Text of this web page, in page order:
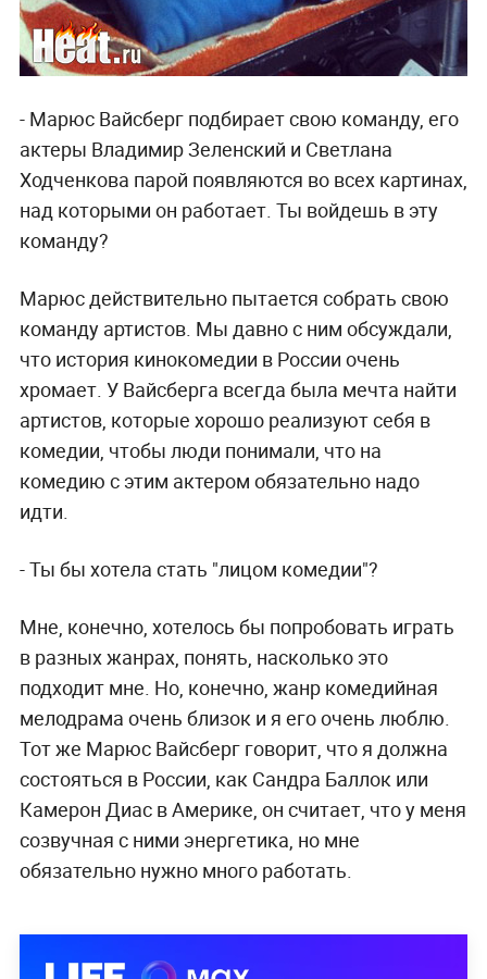
- Марюс Вайсберг подбирает свою команду, его
актеры Владимир Зеленский и Светлана
Ходченкова парой появляются во всех картинах,
над которыми он работает. Ты войдешь в эту
команду?
Марюс действительно пытается собрать свою
команду артистов. Мы давно с ним обсуждали,
что история кинокомедии в России очень
хромает. У Вайсберга всегда была мечта найти
артистов, которые хорошо реализуют себя в
комедии, чтобы люди понимали, что на
комедию с этим актером обязательно надо
идти.
- Ты бы хотела стать "лицом комедии"?
Мне, конечно, хотелось бы попробовать играть
в разных жанрах, понять, насколько это
подходит мне. Но, конечно, жанр комедийная
мелодрама очень близок и я его очень люблю.
Тот же Марюс Вайсберг говорит, что я должна
состояться в России, как Сандра Баллок или
Камерон Диас в Америке, он считает, что у меня
созвучная с ними энергетика, но мне
обязательно нужно много работать.